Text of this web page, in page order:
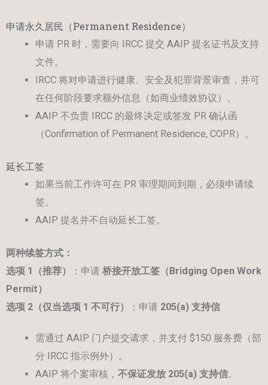
申请永久居民（Permanent Residence）
申请 PR 时，需要向 IRCC 提交 AAIP 提名证书及支持
文件。
IRCC 将对申请进行健康、安全及犯罪背景审查，并可
在任何阶段要求额外信息（如商业绩效协议）。
AAIP 不负责 IRCC 的最终决定或签发 PR 确认函
（Confirmation of Permanent Residence, COPR）。
延长工签
如果当前工作许可在 PR 审理期间到期，必须申请续
签。
AAIP 提名并不自动延长工签。
两种续签方式：
选项 1 （推荐） ：申请 桥接开放工签（Bridging Open Work
Permit）
选项 2 （仅当选项 1 不可行） ：申请 205(a) 支持信
需通过 AAIP 门户提交请求，并支付 $150 服务费（部
分 IRCC 指示例外）。
AAIP 将个案审核，不保证发放 205(a)支持信。